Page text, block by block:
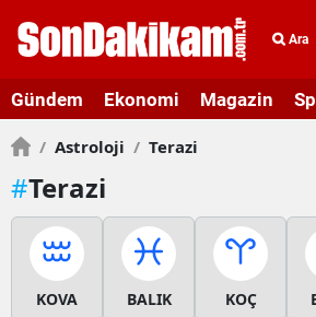
Ara
Gündem Ekonomi Magazin
/ Astroloji / Terazi
#Terazi
KOVA BALIK KOÇ